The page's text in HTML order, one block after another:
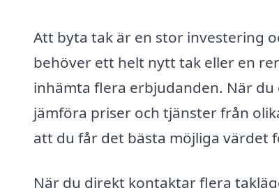
Att byta tak är en stor investering
behöver ett helt nytt tak eller en
inhämta flera erbjudanden. När
jämföra priser och tjänster från
att du får det bästa möjliga värdet
När du direkt kontaktar flera